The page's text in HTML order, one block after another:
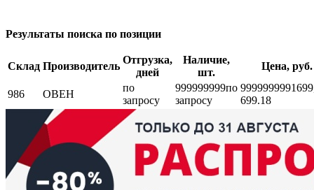
Результаты поиска по позиции
Склад Производитель
Отгрузка,
дней
Наличие,
шт.
Цена, руб.
986 ОВЕН
по
запросу
999999999по
запросу
999999999
699.18